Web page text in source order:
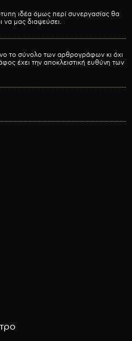
ιδέα όμως περί συνεργασίας θα
να μας διαψεύσει.
το σύνολο των αρθρογράφων κι όχι
έχει την αποκλειστική ευθύνη των